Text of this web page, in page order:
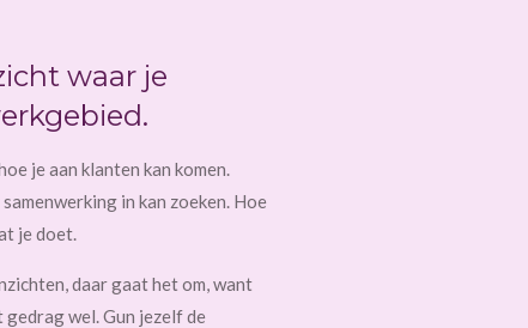
waar je
je aan klanten kan komen.
in kan zoeken. Hoe
je doet.
daar gaat het om, want
wel. Gun jezelf de